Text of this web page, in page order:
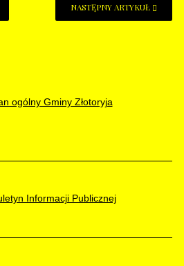
NASTĘPNY ARTYKUŁ
ogólny Gminy Złotoryja
Informacji Publicznej